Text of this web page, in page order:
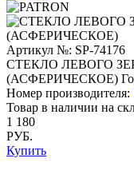
Артикул №: SP-74176
СТЕКЛО ЛЕВОГО
(АСФЕРИЧЕСКОЕ)
Номер производителя:
Товар в наличии на
1 180
РУБ.
Купить